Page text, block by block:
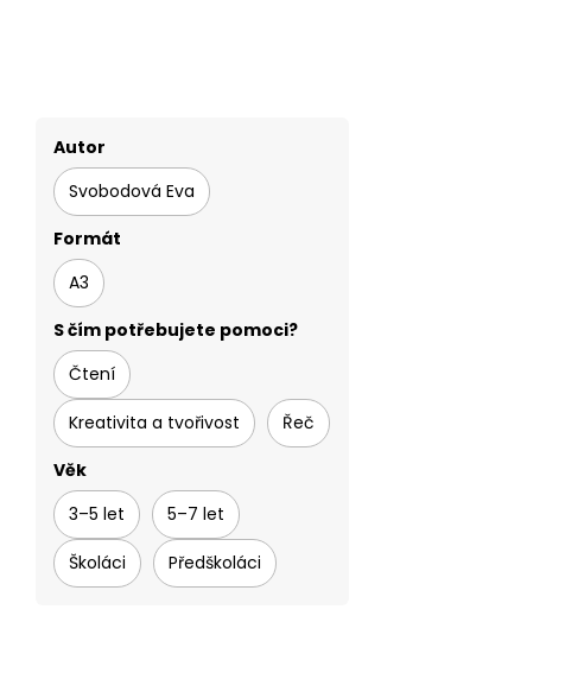
Autor
Svobodová Eva
Formát
A3
S čím potřebujete pomoci?
Čtení
Kreativita a tvořivost
Řeč
Věk
3–5 let
5–7 let
Školáci Předškoláci